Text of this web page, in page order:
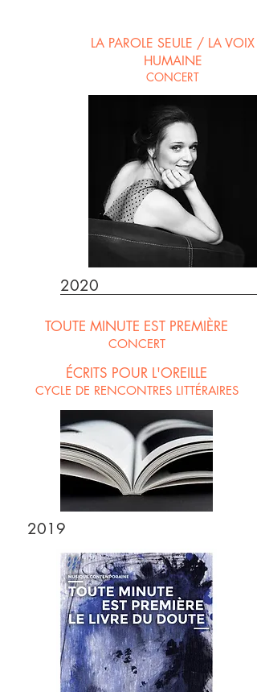
LA PAROLE SEULE / LA VOIX
HUMAINE
CONCERT
2020
TOUTE MINUTE EST PREMIÈRE
CONCERT
ÉCRITS POUR L'OREILLE
CYCLE DE RENCONTRES LITTÉRAIRES
2019